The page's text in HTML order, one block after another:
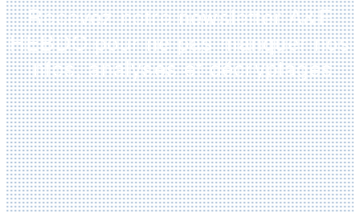
Recevez notre newsletter A&E
HEBDO pour ne pas manquer nos
infos, analyses et décryptages